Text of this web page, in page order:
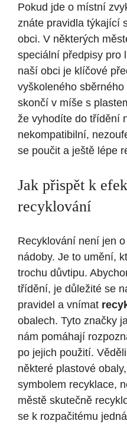
Pokud jde o místní
znáte pravidla týkající
obci. V některých
speciální předpisy pro
naší obci je klíčové
vyškoleného
skončí v míše s
že vyhodíte do třídění
nekompatibilní,
se poučit a ještě lépe
Jak přispět k
recyklování
Recyklování není jen
nádoby. Je to umění,
trochu důvtipu.
třídění, je důležité se
pravidel a vnímat
obalech. Tyto značky
nám pomáhají
po jejich použití.
některé plastové
symbolem recyklace,
městě skutečně
se k rozpačitému